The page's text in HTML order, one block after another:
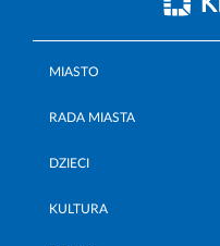
MIASTO
RADA MIASTA
DZIECI
KULTURA